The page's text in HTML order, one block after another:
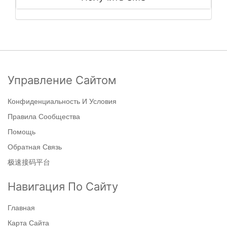
Управление Сайтом
Конфиденциальность И Условия
Правила Сообщества
Помощь
Обратная Связь
极速接码平台
Навигация По Сайту
Главная
Карта Сайта